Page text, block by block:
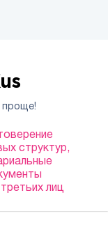
проще!
структур,
лиц